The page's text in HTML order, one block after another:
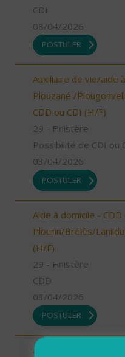
CDI
08/04/2026
POSTULER
Auxiliaire de vie/aide
Plouzané /
CDD ou CDI (H/F)
29 - Finistère
Possibilité de CDI ou
03/04/2026
POSTULER
Aide à domicile -
Plourin/Brélès/
(H/F)
29 - Finistère
CDD
03/04/2026
POSTULER
Aide à domicile - CDD